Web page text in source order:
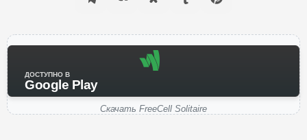
ДОСТУПНО В
Google Play
Скачать FreeCell Solitaire